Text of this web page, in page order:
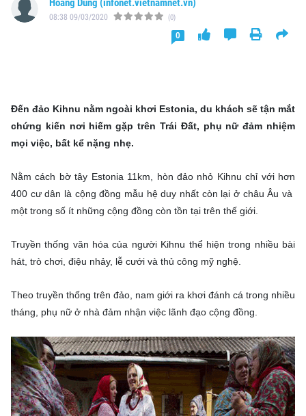
Hoàng Dung (infonet.vietnamnet.vn)
08:38 09/03/2020 (0)
0
Đến đảo Kihnu nằm ngoài khơi Estonia, du khách sẽ tận mắt
chứng kiến nơi hiếm gặp trên Trái Đất, phụ nữ đảm nhiệm
mọi việc, bất kể nặng nhẹ.
Nằm cách bờ tây Estonia 11km, hòn đảo nhỏ Kihnu chỉ với hơn
400 cư dân là cộng đồng mẫu hệ duy nhất còn lại ở châu Âu và
một trong số ít những cộng đồng còn tồn tại trên thế giới.
Truyền thống văn hóa của người Kihnu thể hiện trong nhiều bài
hát, trò chơi, điệu nhảy, lễ cưới và thủ công mỹ nghệ.
Theo truyền thống trên đảo, nam giới ra khơi đánh cá trong nhiều
tháng, phụ nữ ở nhà đảm nhận việc lãnh đạo cộng đồng.